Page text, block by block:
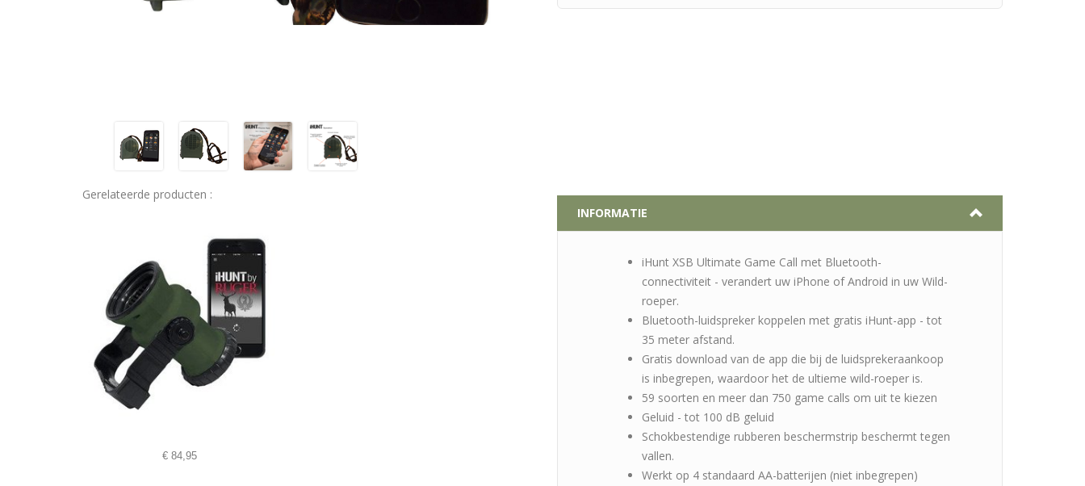
Gerelateerde producten :
€84,95
INFORMATIE
iHunt XSB Ultimate Game Call met Bluetooth-
connectiviteit - verandert uw iPhone of Android in uw Wild-
roeper.
Bluetooth-luidspreker koppelen met gratis iHunt-app - tot
35 meter afstand.
Gratis download van de app die bij de luidsprekeraankoop
is inbegrepen, waardoor het de ultieme wild-roeper is.
59 soorten en meer dan 750 game calls om uit te kiezen
Geluid - tot 100 dB geluid
Schokbestendige rubberen beschermstrip beschermt tegen
vallen.
Werkt op 4 standaard AA-batterijen (niet inbegrepen)